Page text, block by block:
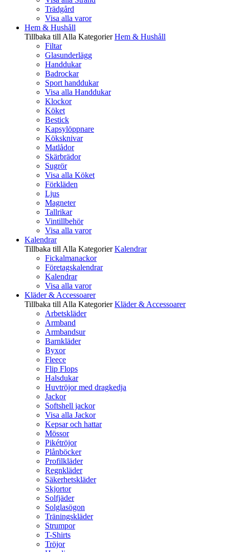
Trädgård
Visa alla varor
Hem & Hushåll
Tillbaka till Alla Kategorier Hem & Hushåll
Filtar
Glasunderlägg
Handdukar
Badrockar
Sport handdukar
Visa alla Handdukar
Klockor
Köket
Bestick
Kapsylöppnare
Köksknivar
Matlådor
Skärbrädor
Sugrör
Visa alla Köket
Förkläden
Ljus
Magneter
Tallrikar
Vintillbehör
Visa alla varor
Kalendrar
Tillbaka till Alla Kategorier Kalendrar
Fickalmanackor
Företagskalendrar
Kalendrar
Visa alla varor
Kläder & Accessoarer
Tillbaka till Alla Kategorier Kläder & Accessoarer
Arbetskläder
Armband
Armbandsur
Barnkläder
Byxor
Fleece
Flip Flops
Halsdukar
Huvtröjor med dragkedja
Jackor
Softshell jackor
Visa alla Jackor
Kepsar och hattar
Mössor
Pikétröjor
Plånböcker
Profilkläder
Regnkläder
Säkerhetskläder
Skjortor
Solfjäder
Solglasögon
Träningskläder
Strumpor
T-Shirts
Tröjor